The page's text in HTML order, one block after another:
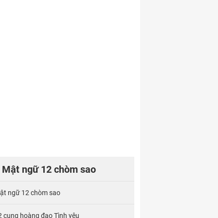
Mật ngữ 12 chòm sao
ngữ 12 chòm sao
cung hoàng đạo Tình yêu